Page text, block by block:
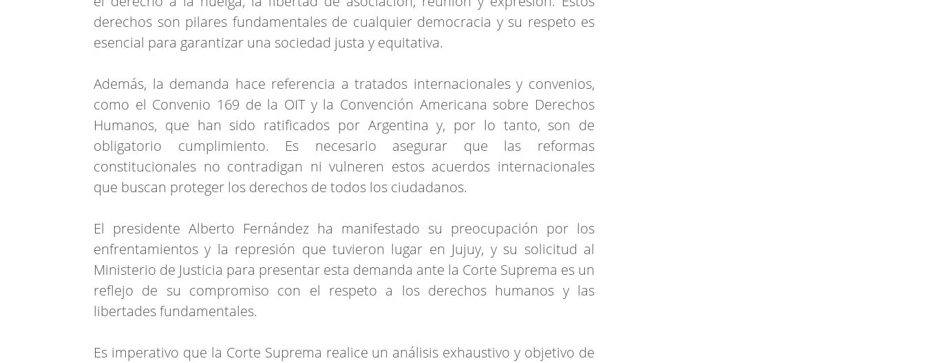
derechos son pilares fundamentales de cualquier democracia y su respeto es
esencial para garantizar una sociedad justa y equitativa.
Además, la demanda hace referencia a tratados internacionales y convenios,
como el Convenio 169 de la OIT y la Convención Americana sobre Derechos
Humanos, que han sido ratificados por Argentina y, por lo tanto, son de
obligatorio cumplimiento. Es necesario asegurar que las reformas
constitucionales no contradigan ni vulneren estos acuerdos internacionales
que buscan proteger los derechos de todos los ciudadanos.
El presidente Alberto Fernández ha manifestado su preocupación por los
enfrentamientos y la represión que tuvieron lugar en Jujuy, y su solicitud al
Ministerio de Justicia para presentar esta demanda ante la Corte Suprema es un
reflejo de su compromiso con el respeto a los derechos humanos y las
libertades fundamentales.
Es imperativo que la Corte Suprema realice un análisis exhaustivo y objetivo de